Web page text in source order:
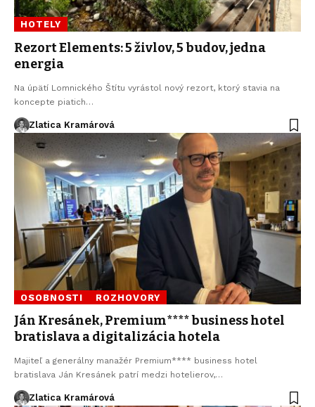
HOTELY
Rezort Elements: 5 živlov, 5 budov, jedna
energia
Na úpätí Lomnického Štítu vyrástol nový rezort, ktorý stavia na
koncepte piatich…
Zlatica Kramárová
OSOBNOSTI ROZHOVORY
Ján Kresánek, Premium**** business hotel
bratislava a digitalizácia hotela
Majiteľ a generálny manažér Premium**** business hotel
bratislava Ján Kresánek patrí medzi hotelierov,…
Zlatica Kramárová